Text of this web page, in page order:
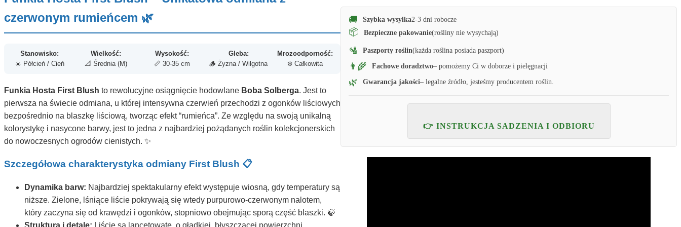
czerwonym rumieńcem 🌿
Stanowisko:
☀️ Półcień / Cień
Wielkość:
📐 Średnia (M)
Wysokość:
📏 30-35 cm
Gleba:
🪵 Żyzna / Wilgotna
Mrozoodporność:
❄️ Całkowita
Funkia Hosta First Blush to rewolucyjne osiągnięcie hodowlane Boba Solberga. Jest to
pierwsza na świecie odmiana, u której intensywna czerwień przechodzi z ogonków liściowych
bezpośrednio na blaszkę liściową, tworząc efekt “rumieńca”. Ze względu na swoją unikalną
kolorystykę i nasycone barwy, jest to jedna z najbardziej pożądanych roślin kolekcjonerskich
do nowoczesnych ogrodów cienistych. ✨
Szczegółowa charakterystyka odmiany First Blush 📋
Dynamika barw: Najbardziej spektakularny efekt występuje wiosną, gdy temperatury są
niższe. Zielone, lśniące liście pokrywają się wtedy purpurowo-czerwonym nalotem,
który zaczyna się od krawędzi i ogonków, stopniowo obejmując sporą część blaszki. 🍃
Struktura i detale: Liście są lancetowate, o gładkiej, błyszczącej powierzchni.
🚚 Szybka wysyłka2-3 dni robocze
📦 Bezpieczne pakowanie(rośliny nie wysychają)
🛂 Paszporty roślin(każda roślina posiada paszport)
👨‍🌾 Fachowe doradztwo– pomożemy Ci w doborze i pielęgnacji
🌿 Gwarancja jakości– legalne źródło, jesteśmy producentem roślin.
👉 INSTRUKCJA SADZENIA I ODBIORU